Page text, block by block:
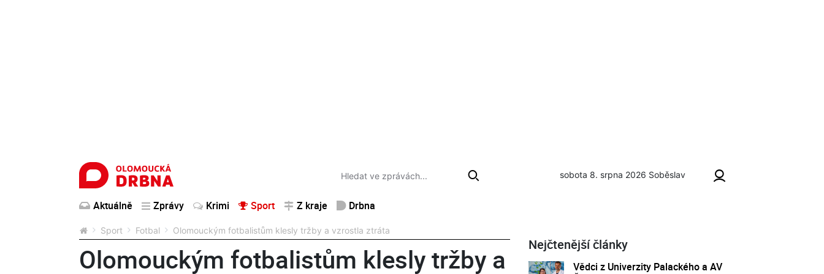
sobota 8. srpna 2026 Soběslav
Aktuálně Zprávy Krimi Sport Z kraje Drbna
Sport Fotbal Olomouckým fotbalistům klesly tržby a vzrostla ztráta
Olomouckým fotbalistům klesly tržby a
Nejčtenější články
Vědci z Univerzity Palackého a AV